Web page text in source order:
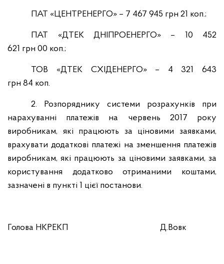
ПАТ «ЦЕНТРЕНЕРГО» – 7 467 945 грн 21 коп.;
ПАТ «ДТЕК ДНІПРОЕНЕРГО»
– 10 452
621 грн 00 коп.;
ТОВ «ДТЕК СХІДЕНЕРГО»
– 4 321 643
грн 84 коп.
2. Розпоряднику системи розрахунків при
нарахуванні платежів на червень 2017 року
виробникам, які працюють за ціновими заявками,
врахувати додаткові платежі на зменшення платежів
виробникам, які працюють за ціновими заявками, за
користування додатково отриманими коштами,
зазначені в пункті 1 цієї постанови.
Голова НКРЕКП Д.Вовк